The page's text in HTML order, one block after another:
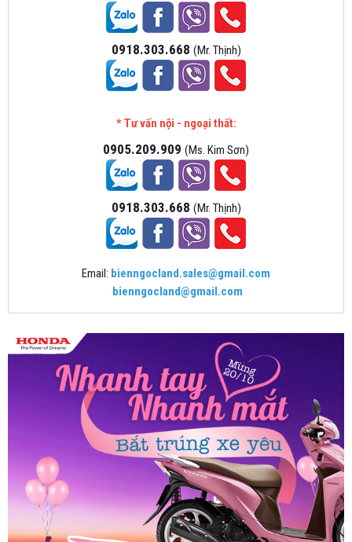
0918.303.668 (Mr. Thịnh)
* Tư vấn nội - ngoại thất:
0905.209.909 (Ms. Kim Sơn)
0918.303.668 (Mr. Thịnh)
Email: bienngocland.sales@gmail.com
bienngocland@gmail.com